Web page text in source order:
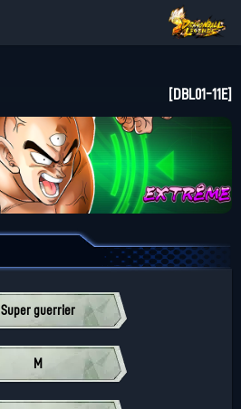
[DBL01-11E]
Super guerrier
M